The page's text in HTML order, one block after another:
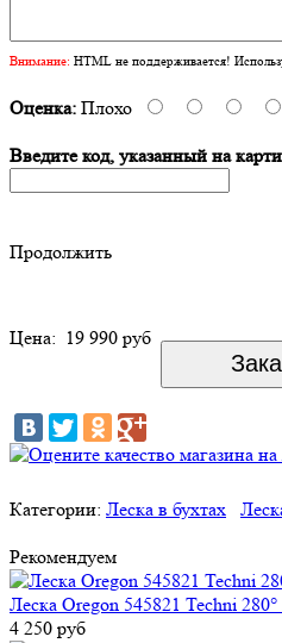
Внимание: HTML не поддерживается!
Оценка: Плохо
Введите код, указанный на
Продолжить
Цена: 19 990 руб
Категории: Леска в бухтах
Рекомендуем
Леска Oregon 545821 Techni
4 250 руб